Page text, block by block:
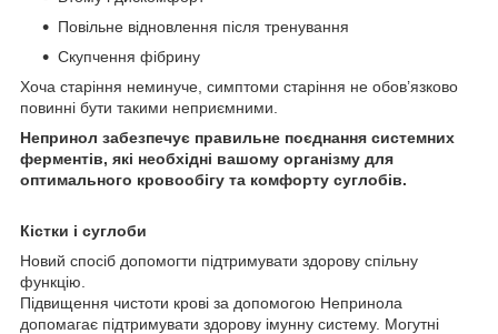
Повільне відновлення після тренування
Скупчення фібрину
Хоча старіння неминуче, симптоми старіння не обов’язково
повинні бути такими неприємними.
Непринол забезпечує правильне поєднання системних
ферментів, які необхідні вашому організму для
оптимального кровообігу та комфорту суглобів.
Кістки і суглоби
Новий спосіб допомогти підтримувати здорову спільну
функцію.
Підвищення чистоти крові за допомогою Непринола
допомагає підтримувати здорову імунну систему. Могутні